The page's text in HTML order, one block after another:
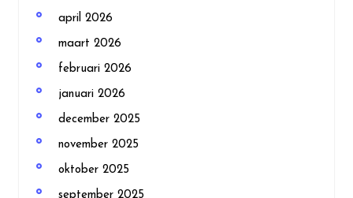
april 2026
maart 2026
februari 2026
januari 2026
december 2025
november 2025
oktober 2025
september 2025